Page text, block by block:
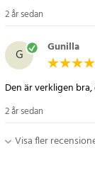
2 år sedan
G Gunilla
Den är verkligen
2 år sedan
Visa fler